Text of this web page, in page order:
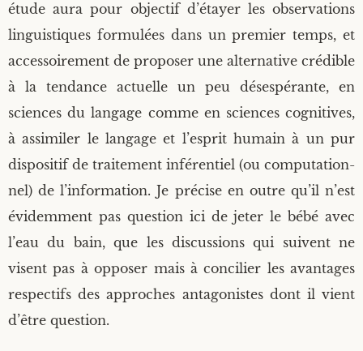
étude aura pour objec­tif d’étayer les obser­va­tions
lin­guis­tiques for­mu­lées dans un pre­mier temps, et
acces­soi­re­ment de pro­po­ser une alter­na­tive cré­dible
à la ten­dance actuelle un peu déses­pé­rante, en
sciences du lan­gage comme en sciences cog­ni­tives,
à assi­mi­ler le lan­gage et l’esprit humain à un pur
dis­po­si­tif de trai­te­ment infé­ren­tiel (ou com­pu­ta­tion­
nel) de l’information. Je pré­cise en outre qu’il n’est
évi­dem­ment pas ques­tion ici de jeter le bébé avec
l’eau du bain, que les dis­cus­sions qui suivent ne
visent pas à oppo­ser mais à conci­lier les avan­tages
res­pec­tifs des approches anta­go­nistes dont il vient
d’être question.